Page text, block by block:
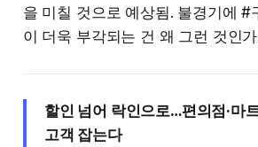
을 미칠 것으로 예상됨. 불경기에 #
이 더욱 부각되는 건 왜 그런 것인가
할인 넘어 락인으로…편의점·마
고객 잡는다